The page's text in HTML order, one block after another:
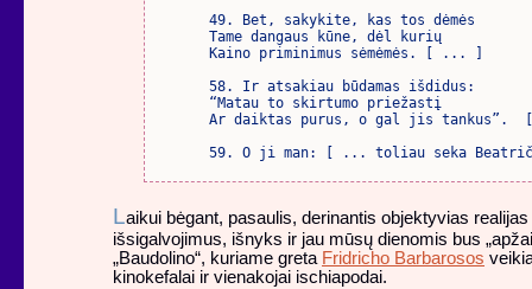
49. Bet, sakykite, kas tos dėmės
Tame dangaus kūne, dėl kurių
Kaino priminimus sėmėmės. [ ... ]
58. Ir atsakiau būdamas išdidus:
“Matau to skirtumo priežastį
Ar daiktas purus, o gal jis
59. O ji man: [ ... toliau seka
Laikui bėgant, pasaulis, derinantis objektyvias
išsigalvojimus, išnyks ir jau mūsų dienomis bus
„Baudolino“, kuriame greta Fridricho Barbarosos
kinokefalai ir vienakojai ischiapodai.